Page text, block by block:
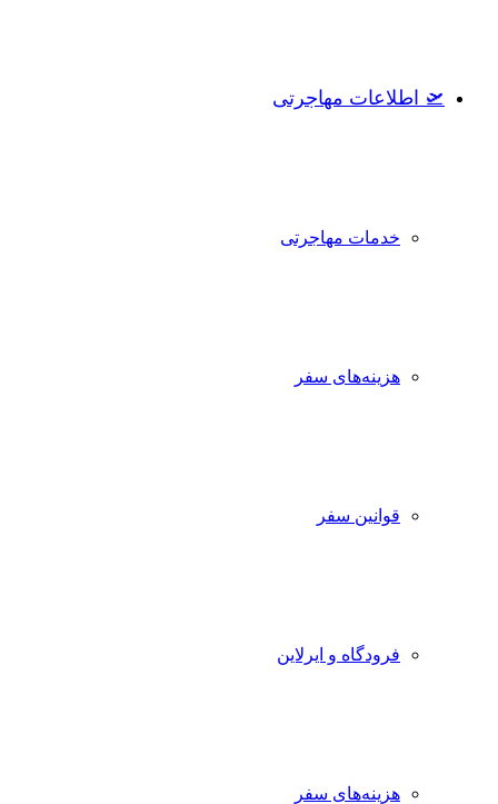
🛫 اطلاعات مهاجرتی
خدمات مهاجرتی
هزینه‌های سفر
قوانین سفر
فرودگاه و ایرلاین
هزینه‌های سفر